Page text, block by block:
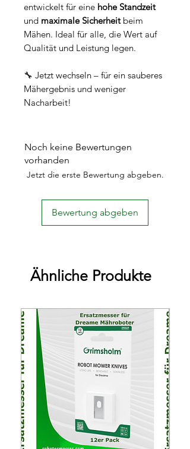
entwickelt für eine hohe Standzeit
und maximale Sicherheitbeim
Mähen. Ideal für alle, die Wert auf
Qualität und Leistung legen.
🔧 Jetzt wechseln – für ein sauberes
Mähergebnis und weniger
Nacharbeit!
Noch keine Bewertungen
vorhanden
Jetzt die erste Bewertung abgeben.
Bewertung abgeben
Ähnliche Produkte